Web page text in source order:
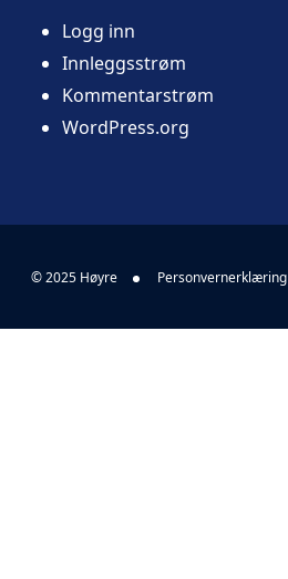
Logg inn
Innleggsstrøm
Kommentarstrøm
WordPress.org
© 2025 Høyre Personvernerklæring